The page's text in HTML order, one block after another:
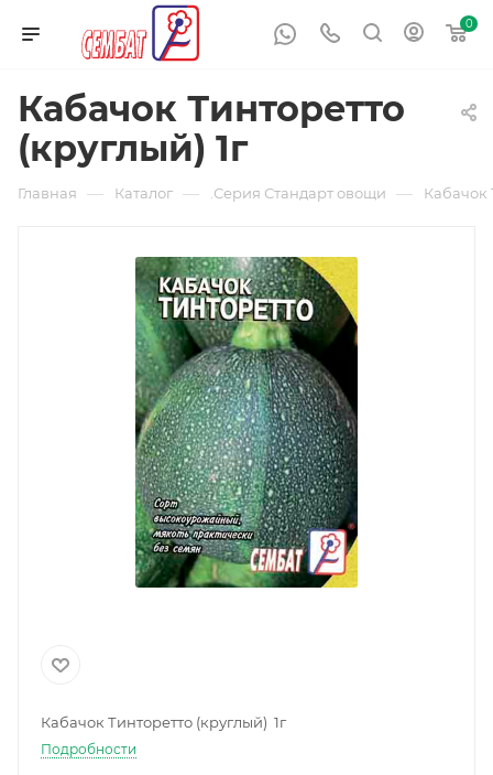
0
Кабачок Тинторетто
(круглый) 1г
Главная — Каталог — .Серия Стандарт овощи — Кабачок
Кабачок Тинторетто (круглый) 1г
Подробности